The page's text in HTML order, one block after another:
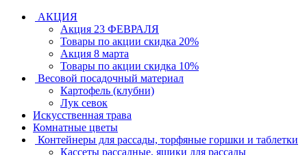
АКЦИЯ
Акция 23 ФЕВРАЛЯ
Товары по акции скидка 20%
Акция 8 марта
Товары по акции скидка 10%
Весовой посадочный материал
Картофель (клубни)
Лук севок
Искусственная трава
Комнатные цветы
Контейнеры для рассады, торфяные горшки и таблетки
Кассеты рассадные, ящики для рассады